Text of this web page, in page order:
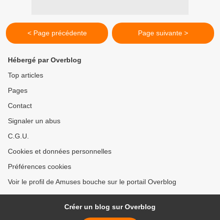
< Page précédente Page suivante >
Hébergé par Overblog
Top articles
Pages
Contact
Signaler un abus
C.G.U.
Cookies et données personnelles
Préférences cookies
Voir le profil de Amuses bouche sur le portail Overblog
Créer un blog sur Overblog